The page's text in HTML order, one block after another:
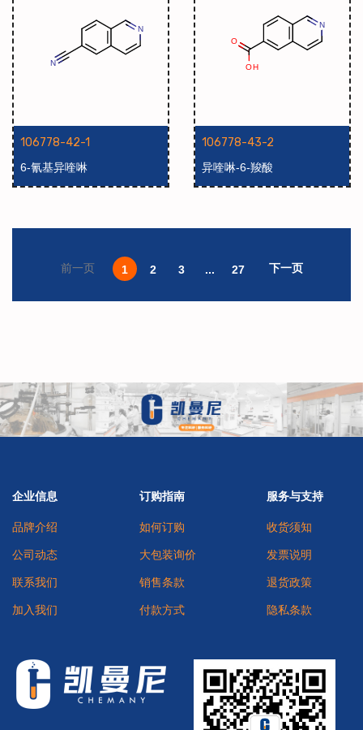
106778-42-1
6-氰基异喹啉
106778-43-2
异喹啉-6-羧酸
前一页 1 2 3 ... 27 下一页
企业信息
品牌介绍
公司动态
联系我们
加入我们
订购指南
如何订购
大包装询价
销售条款
付款方式
服务与支持
收货须知
发票说明
退货政策
隐私条款